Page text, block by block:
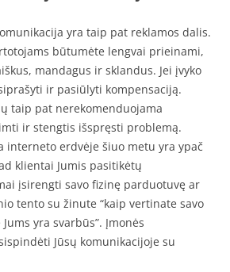
yra taip pat reklamos dalis.
būtumėte lengvai prieinami,
mandagus ir sklandus. Jei įvyko
ir pasiūlyti kompensaciją.
taip pat nerekomenduojama
ir stengtis išspręsti problemą.
interneto erdvėje šiuo metu yra ypač
klientai Jumis pasitikėtų
įsirengti savo fizinę parduotuvę ar
tento su žinute “kaip vertinate savo
yra svarbūs”. Įmonės
Jūsų komunikacijoje su